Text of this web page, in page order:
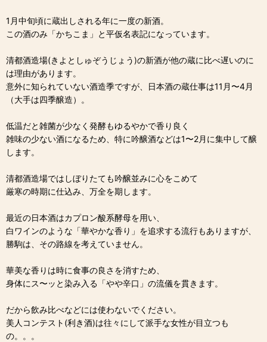
1月中旬頃に蔵出しされる年に一度の新酒。
この酒のみ「かちこま」と平仮名表記になっています。
清都酒造場(きよとしゅぞうじょう)の新酒が他の蔵に比べ遅いのに
は理由があります。
意外に知られていない酒造季ですが、日本酒の蔵仕事は11月〜4月
（大手は四季醸造）。
低温だと雑菌が少なく発酵もゆるやかで香り良く
雑味の少ない酒になるため、特に吟醸酒などは1〜2月に集中して醸
します。
清都酒造場ではしぼりたても吟醸並みに心をこめて
厳寒の時期に仕込み、万全を期します。
最近の日本酒はカプロン酸系酵母を用い、
白ワインのような「華やかな香り」を追求する流行もありますが、
勝駒は、その路線を考えていません。
華美な香りは時に食事の良さを消すため、
身体にス〜ッと染み入る「やや辛口」の流儀を貫きます。
だから飲み比べなどには使わないでください。
美人コンテスト(利き酒)は往々にして派手な女性が目立つも
の。。。